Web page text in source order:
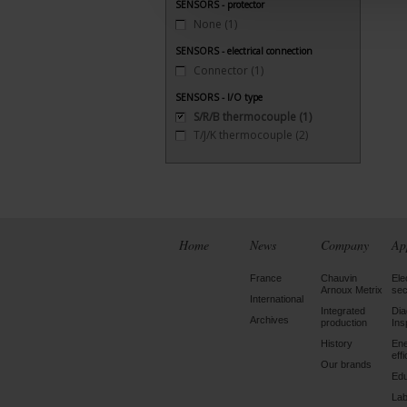
SENSORS - protector
None (1)
SENSORS - electrical connection
Connector (1)
SENSORS - I/O type
S/R/B thermocouple (1)
T/J/K thermocouple (2)
Home News
France
International
Archives
Company
Chauvin
Arnoux Metrix
Integrated
production
History
Our brands